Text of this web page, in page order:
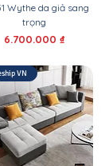
Wythe da giả sang
trọng
Giá
6.700.000 ₫
VN